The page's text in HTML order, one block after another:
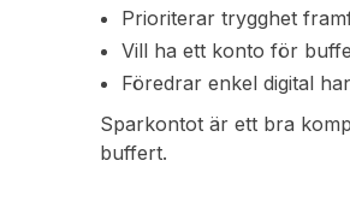
Prioriterar trygghet
Vill ha ett konto för
Föredrar enkel digital
Sparkontot är ett bra
buffert.